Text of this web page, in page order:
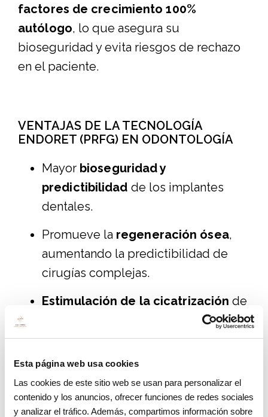
Esta página web usa cookies
Las cookies de este sitio web se usan para personalizar el
contenido y los anuncios, ofrecer funciones de redes sociales
y analizar el tráfico. Además, compartimos información sobre
factores de crecimiento 100%
autólogo, lo que asegura su
bioseguridad y evita riesgos de rechazo
en el paciente.
VENTAJAS DE LA TECNOLOGÍA
ENDORET (PRFG) EN ODONTOLOGÍA
Mayor bioseguridad y
predictibilidad de los implantes
dentales.
Promueve la regeneración ósea,
aumentando la predictibilidad de
cirugías complejas.
Estimulación de la cicatrización de
heridas y la regeneración de los
tejidos blandos.
La posibilidad de utilizar un coágulo
autólogo y una membrana de fibrina
autóloga para
rellenar y sellar los